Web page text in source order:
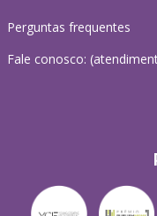
Perguntas frequentes
Fale conosco: